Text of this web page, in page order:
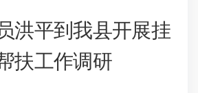
洪平到我县开展挂
扶工作调研